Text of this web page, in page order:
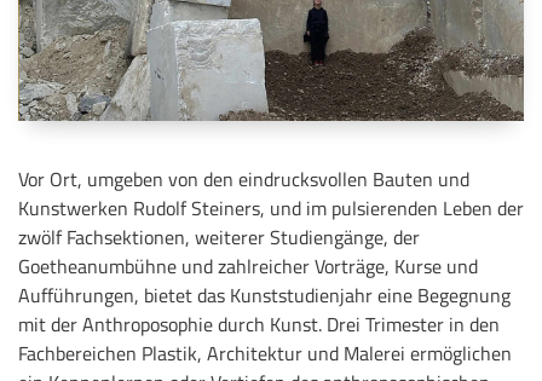
Vor Ort, umgeben von den eindrucksvollen Bauten und
Kunstwerken Rudolf Steiners, und im pulsierenden Leben der
zwölf Fachsektionen, weiterer Studiengänge, der
Goetheanumbühne und zahlreicher Vorträge, Kurse und
Aufführungen, bietet das Kunststudienjahr eine Begegnung
mit der Anthroposophie durch Kunst. Drei Trimester in den
Fachbereichen Plastik, Architektur und Malerei ermöglichen